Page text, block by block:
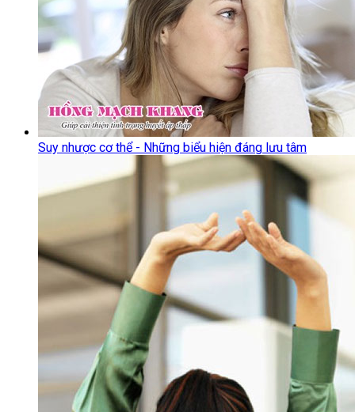
Suy nhược cơ thể - Những biểu hiện đáng lưu tâm